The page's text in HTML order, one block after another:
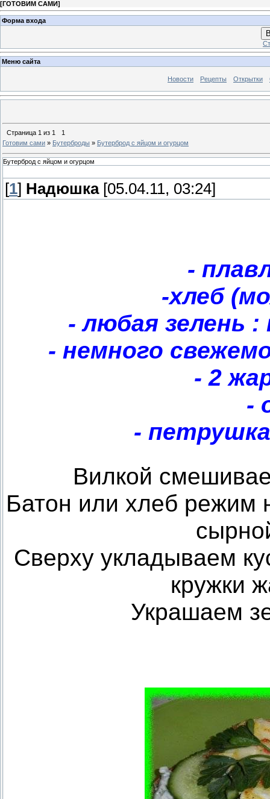
[ГОТОВИМ САМИ]
Форма входа
Меню сайта
Новости Рецепты Открытки
Страница 1 из 1
1
Готовим сами » Бутерброды » Бутерброд с яйцом и огурцом
Бутерброд с яйцом и огурцом
[1] Надюшка[05.04.11, 03:24]
-
-хлеб
- любая зелень
- немного
- 2
-
-
Вилкой
Батон или хлеб режим
Сверху укладываем
кружки
Украшаем